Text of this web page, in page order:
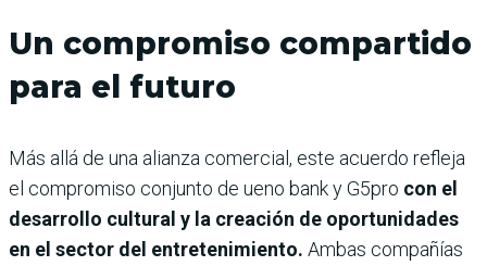
Un compromiso compartido
para el futuro
Más allá de una alianza comercial, este acuerdo refleja
el compromiso conjunto de ueno bank y G5pro con el
desarrollo cultural y la creación de oportunidades
en el sector del entretenimiento. Ambas compañías